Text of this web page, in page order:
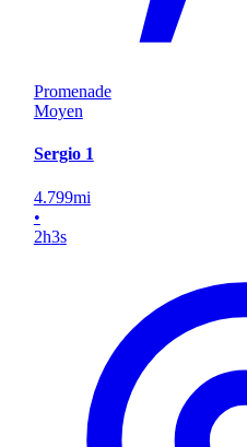
Promenade
Moyen
Sergio 1
4.799mi
•
2h3s